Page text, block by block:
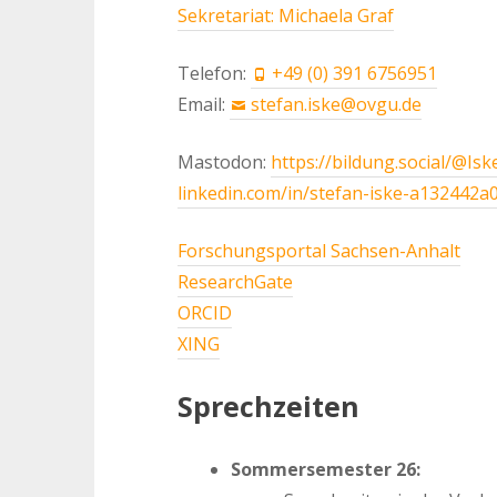
Sekretariat: Michaela Graf
Telefon:
+49 (0) 391 6756951
Email:
stefan.iske@ovgu.de
Mastodon: https://bildung.social/
linkedin.com/in/stefan-iske-
Forschungsportal Sachsen-Anhalt
ResearchGate
ORCID
XING
Sprechzeiten
Sommersemester 26: